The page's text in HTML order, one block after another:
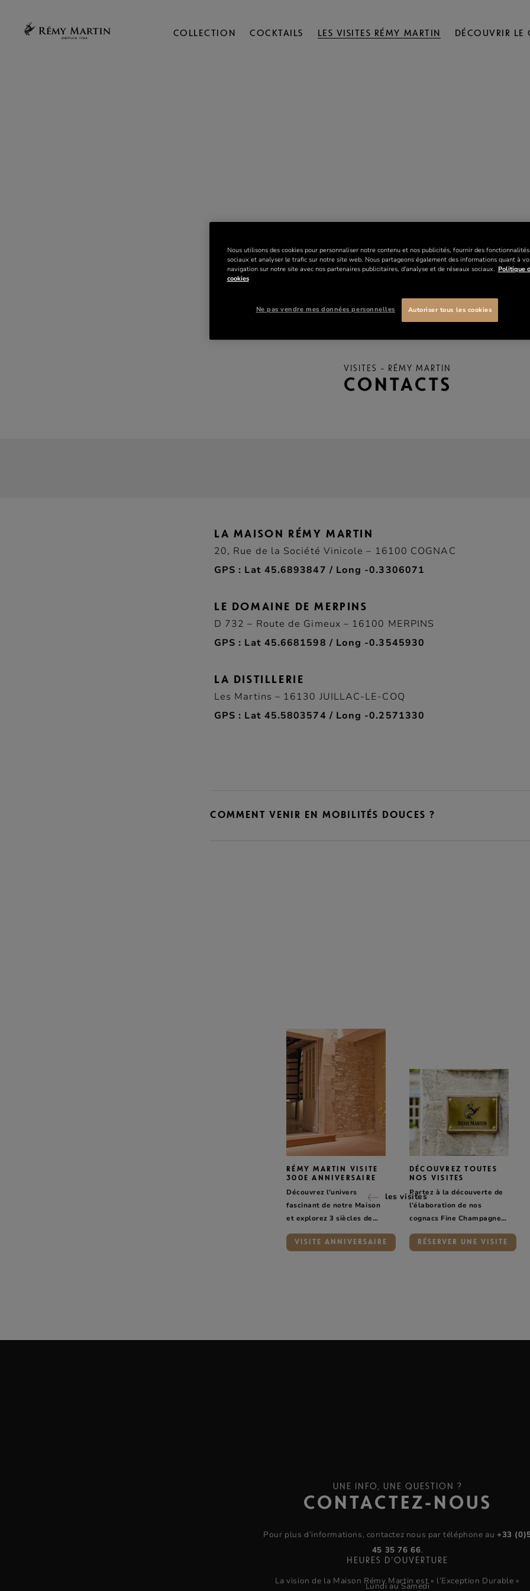
COLLECTION COCKTAILS LES VISITES RÉMY MARTIN DÉCOUVRIR LE
VISITES – RÉMY MARTIN
CONTACTS
LA MAISON RÉMY MARTIN
20, Rue de la Société Vinicole – 16100 COGNAC
GPS : Lat 45.6893847 / Long -0.3306071
LE DOMAINE DE MERPINS
D 732 – Route de Gimeux – 16100 MERPINS
GPS : Lat 45.6681598 / Long -0.3545930
LA DISTILLERIE
Les Martins – 16130 JUILLAC-LE-COQ
GPS : Lat 45.5803574 / Long -0.2571330
COMMENT VENIR EN MOBILITÉS DOUCES ?
RÉMY MARTIN VISITE
300E ANNIVERSAIRE
Découvrez l’univers
fascinant de notre Maison
et explorez 3 siècles de
savoir-faire et de passion.
VISITE ANNIVERSAIRE
DÉCOUVREZ TOUTES
NOS VISITES
Partez à la découverte de
l’élaboration de nos
cognacs Fine Champagne
et du savoir-faire des
hommes et des femmes de
RÉSERVER UNE VISITE
les visites
UNE INFO, UNE QUESTION ?
CONTACTEZ-NOUS
Pour plus d’informations, contactez nous par téléphone au +33
45 35 76 66.
La vision de la Maison Rémy Martin est « l’Exception Durable »
HEURES D’OUVERTURE
Lundi au Samedi
Nous utilisons des cookies pour personnaliser notre contenu et nos publicités, fournir des
sociaux et analyser le trafic sur notre site web. Nous partageons également des informations quant à
navigation sur notre site avec nos partenaires publicitaires, d'analyse et de réseaux sociaux. Politique
cookies
Ne pas vendre mes données personnelles Autoriser tous les cookies